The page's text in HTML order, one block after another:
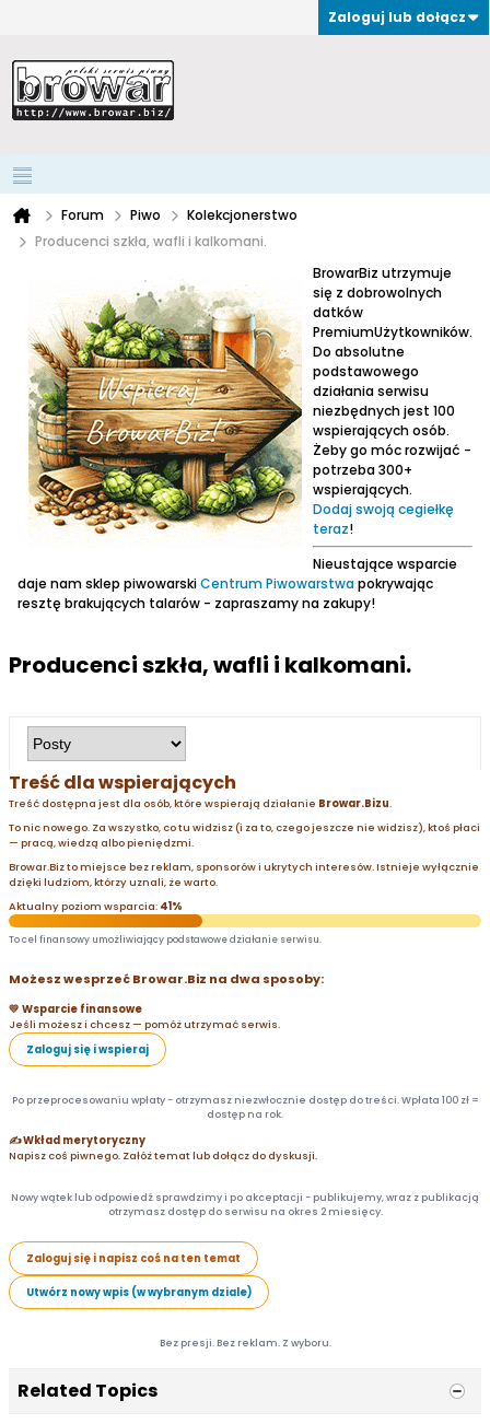
Zaloguj lub dołącz
Forum Piwo
Kolekcjonerstwo
Producenci szkła, wafli i kalkomani.
BrowarBiz utrzymuje
się z dobrowolnych
datków
PremiumUżytkowników.
Do absolutne
podstawowego
działania serwisu
niezbędnych jest 100
wspierających osób.
Żeby go móc rozwijać -
potrzeba 300+
wspierających.
Dodaj swoją cegiełkę
teraz!
Nieustające wsparcie
daje nam sklep piwowarskiCentrum Piwowarstwapokrywając
resztę brakujących talarów - zapraszamy na zakupy!
Producenci szkła, wafli i kalkomani.
Treść dla wspierających
Treść dostępna jest dla osób, które wspierają działanie Browar.Bizu.
To nic nowego. Za wszystko, co tu widzisz (i za to, czego jeszcze nie widzisz), ktoś płaci
— pracą, wiedzą albo pieniędzmi.
Browar.Biz to miejsce bez reklam, sponsorów i ukrytych interesów. Istnieje wyłącznie
dzięki ludziom, którzy uznali, że warto.
Aktualny poziom wsparcia: 41%
To cel finansowy umożliwiający podstawowe działanie serwisu.
Możesz wesprzeć Browar.Biz na dwa sposoby:
💛 Wsparcie finansowe
Jeśli możesz i chcesz — pomóż utrzymać serwis.
Zaloguj się i wspieraj
Po przeprocesowaniu wpłaty - otrzymasz niezwłocznie dostęp do treści. Wpłata 100 zł =
dostęp na rok.
✍️ Wkład merytoryczny
Napisz coś piwnego. Załóż temat lub dołącz do dyskusji.
Nowy wątek lub odpowiedź sprawdzimy i po akceptacji - publikujemy, wraz z publikacją
otrzymasz dostęp do serwisu na okres 2 miesięcy.
Zaloguj się i napisz coś na ten temat
Utwórz nowy wpis (w wybranym dziale)
Bez presji. Bez reklam. Z wyboru.
Related Topics